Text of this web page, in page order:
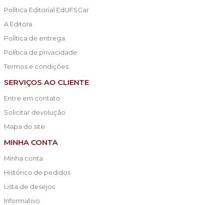
Política Editorial EdUFSCar
A Editora
Política de entrega
Política de privacidade
Termos e condições
SERVIÇOS AO CLIENTE
Entre em contato
Solicitar devolução
Mapa do site
MINHA CONTA
Minha conta
Histórico de pedidos
Lista de desejos
Informativo